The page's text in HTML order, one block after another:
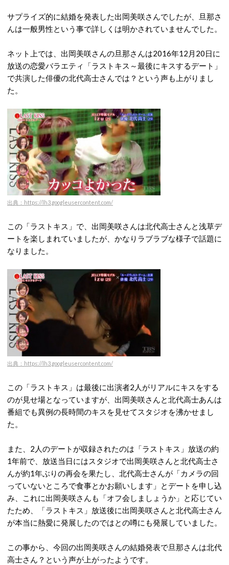
サプライズ的に結婚を発表した出岡美咲さんでしたが、旦那さ
んは一般男性という事で詳しくは明かされていませんでした。
ネット上では、出岡美咲さんの旦那さんは2016年12月20日に
放送の恋愛バラエティ「ラストキス～最後にキスするデート」
で共演した俳優の北代高士さんでは？という声も上がりまし
た。
出典：https://lh3.googleusercontent.com/
この「ラストキス」で、出岡美咲さんは北代高士さんと浅草デ
ートを楽しまれていましたが、かなりラブラブな様子で話題に
なりました。
出典：https://lh3.googleusercontent.com/
この「ラストキス」は最後に出演者2人がリアルにキスをする
のが見せ場となっていますが、出岡美咲さんと北代高士あんは
番組でも異例の長時間のキスを見せてスタジオを沸かせまし
た。
また、2人のデートが収録されたのは「ラストキス」放送の約
1年前で、放送当日にはスタジオで出岡美咲さんと北代高士さ
んが約1年ぶりの再会を果たし、北代高士さんが「カメラの回
っていないところで食事とかお願いします」とデートを申し込
み、これに出岡美咲さんも「オフ会しましょうか」と応じてい
たため、「ラストキス」放送後に出岡美咲さんと北代高士さん
が本当に熱愛に発展したのではとの噂にも発展していました。
この事から、今回の出岡美咲さんの結婚発表で旦那さんは北代
高士さん？という声が上がったようです。